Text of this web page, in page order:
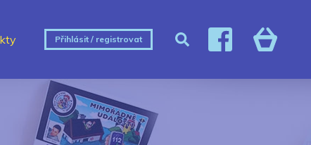
Přihlásit / registrovat